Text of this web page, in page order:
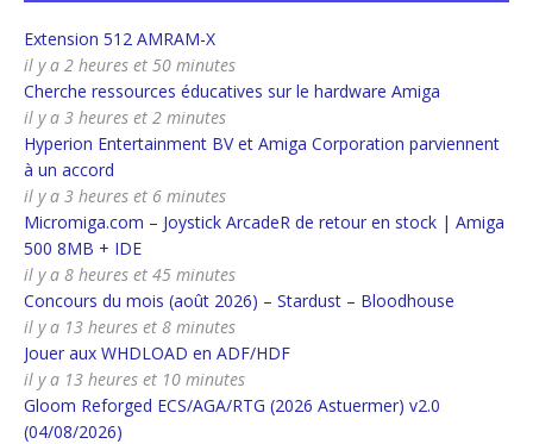
Extension 512 AMRAM-X
il y a 2 heures et 50 minutes
Cherche ressources éducatives sur le hardware Amiga
il y a 3 heures et 2 minutes
Hyperion Entertainment BV et Amiga Corporation parviennent
à un accord
il y a 3 heures et 6 minutes
Micromiga.com – Joystick ArcadeR de retour en stock | Amiga
500 8MB + IDE
il y a 8 heures et 45 minutes
Concours du mois (août 2026) – Stardust – Bloodhouse
il y a 13 heures et 8 minutes
Jouer aux WHDLOAD en ADF/HDF
il y a 13 heures et 10 minutes
Gloom Reforged ECS/AGA/RTG (2026 Astuermer) v2.0
(04/08/2026)